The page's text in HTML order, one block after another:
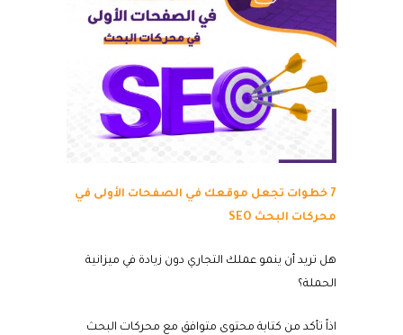
7 خطوات تجعل موقعك في الصفحات الأولى في
محركات البحث SEO
هل تريد أن ينمو عملك التجاري دون زيادة في ميزانية
الحملة؟
اذاً تأكد من كتابة محتوى متوافق مع محركات البحث